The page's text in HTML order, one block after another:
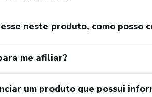
neste produto, como posso
me afiliar?
um produto que possui